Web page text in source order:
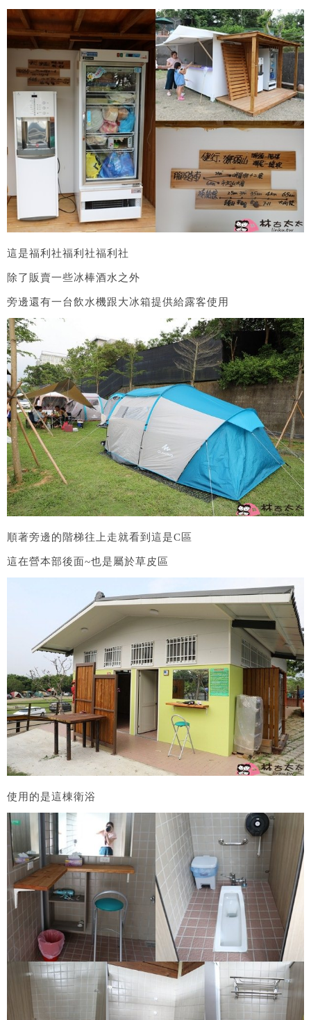
這是福利社福利社福利社
除了販賣一些冰棒酒水之外
旁邊還有一台飲水機跟大冰箱提供給露客使用
順著旁邊的階梯往上走就看到這是C區
這在營本部後面~也是屬於草皮區
使用的是這棟衛浴